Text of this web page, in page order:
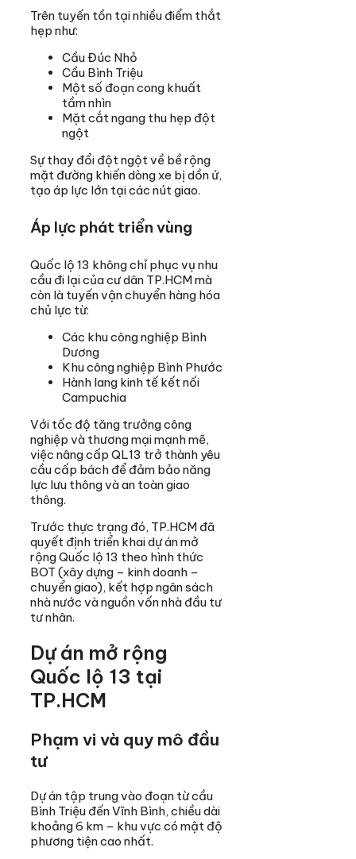
Trên tuyến tồn tại nhiều điểm thắt
hẹp như:
Cầu Đúc Nhỏ
Cầu Bình Triệu
Một số đoạn cong khuất
tầm nhìn
Mặt cắt ngang thu hẹp đột
ngột
Sự thay đổi đột ngột về bề rộng
mặt đường khiến dòng xe bị dồn ứ,
tạo áp lực lớn tại các nút giao.
Áp lực phát triển vùng
Quốc lộ 13 không chỉ phục vụ nhu
cầu đi lại của cư dân TP.HCM mà
còn là tuyến vận chuyển hàng hóa
chủ lực từ:
Các khu công nghiệp Bình
Dương
Khu công nghiệp Bình Phước
Hành lang kinh tế kết nối
Campuchia
Với tốc độ tăng trưởng công
nghiệp và thương mại mạnh mẽ,
việc nâng cấp QL13 trở thành yêu
cầu cấp bách để đảm bảo năng
lực lưu thông và an toàn giao
thông.
Trước thực trạng đó, TP.HCM đã
quyết định triển khai dự án mở
rộng Quốc lộ 13 theo hình thức
BOT (xây dựng – kinh doanh –
chuyển giao), kết hợp ngân sách
nhà nước và nguồn vốn nhà đầu tư
tư nhân.
Dự án mở rộng
Quốc lộ 13 tại
TP.HCM
Phạm vi và quy mô đầu
tư
Dự án tập trung vào đoạn từ cầu
Bình Triệu đến Vĩnh Bình, chiều dài
khoảng 6 km – khu vực có mật độ
phương tiện cao nhất.